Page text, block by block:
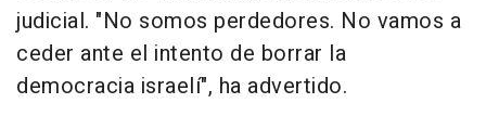
judicial. "No somos perdedores. No vamos a
ceder ante el intento de borrar la
democracia israelí", ha advertido.